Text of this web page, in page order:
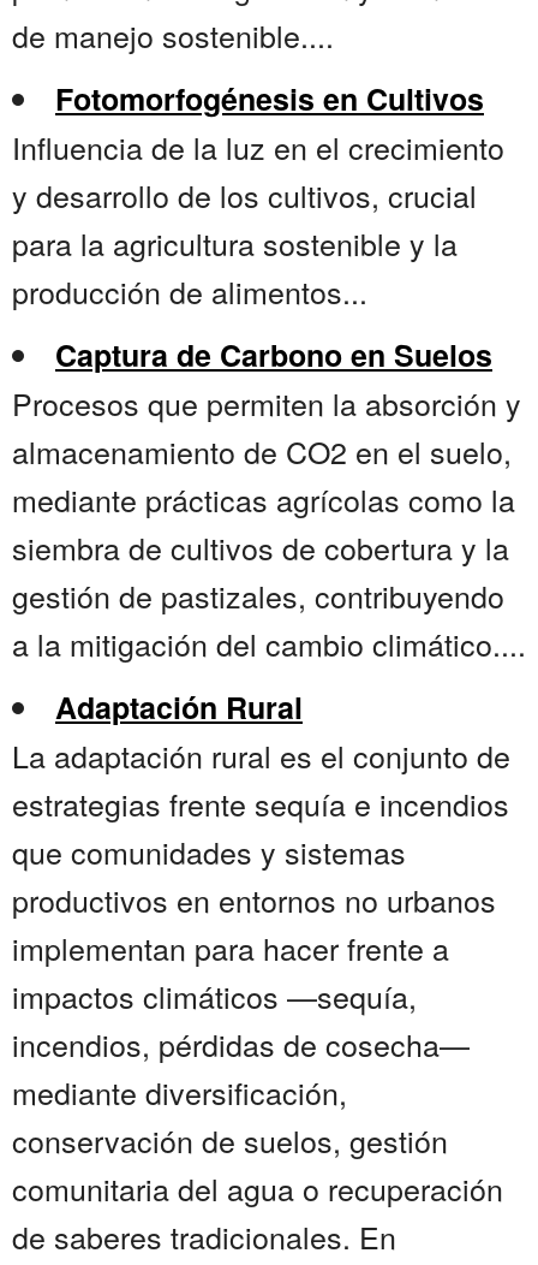
de manejo sostenible....
Fotomorfogénesis en Cultivos
Influencia de la luz en el crecimiento
y desarrollo de los cultivos, crucial
para la agricultura sostenible y la
producción de alimentos...
Captura de Carbono en Suelos
Procesos que permiten la absorción y
almacenamiento de CO2 en el suelo,
mediante prácticas agrícolas como la
siembra de cultivos de cobertura y la
gestión de pastizales, contribuyendo
a la mitigación del cambio climático....
Adaptación Rural
La adaptación rural es el conjunto de
estrategias frente sequía e incendios
que comunidades y sistemas
productivos en entornos no urbanos
implementan para hacer frente a
impactos climáticos —sequía,
incendios, pérdidas de cosecha—
mediante diversificación,
conservación de suelos, gestión
comunitaria del agua o recuperación
de saberes tradicionales. En